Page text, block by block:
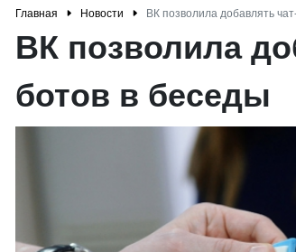
Главная Новости ВК позволила добавлять
ВК позволила
ботов в беседы